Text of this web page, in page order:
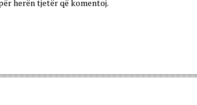
herën tjetër që komentoj.